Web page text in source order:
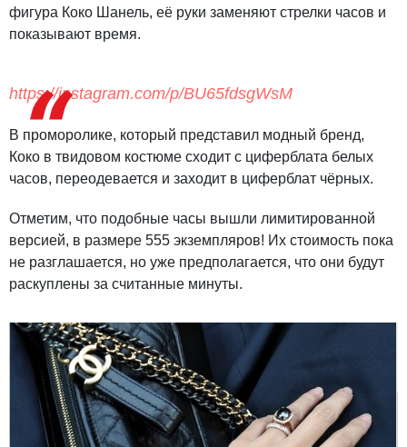
фигура Коко Шанель, её руки заменяют стрелки часов и
показывают время.
https://instagram.com/p/BU65fdsgWsM
В проморолике, который представил модный бренд,
Коко в твидовом костюме сходит с циферблата белых
часов, переодевается и заходит в циферблат чёрных.
Отметим, что подобные часы вышли лимитированной
версией, в размере 555 экземпляров! Их стоимость пока
не разглашается, но уже предполагается, что они будут
раскуплены за считанные минуты.